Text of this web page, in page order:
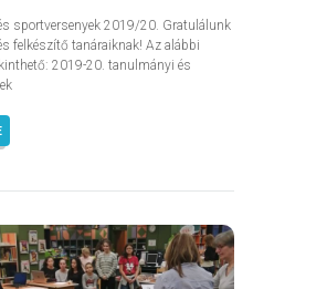
sportversenyek 2019/20. Gratulálunk
felkészítő tanáraiknak! Az alábbi
2019-20. tanulmányi és